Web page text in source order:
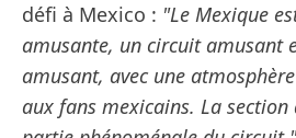
défi à Mexico : "Le Mexique
amusante, un circuit amusant
amusant, avec une
aux fans mexicains. La section